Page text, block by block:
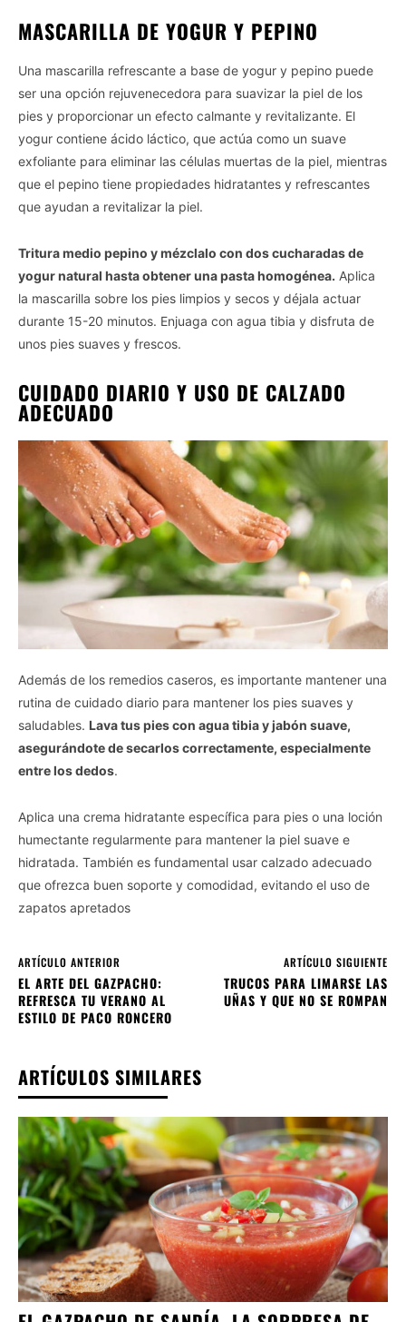
Personal Data Processing Opt Outs
I want to opt-out of the Sharing of my
personal data.
Opted In
I want to opt-out of the Sale of my
Personal Data.
Opted In
I want to opt-out of processing my
Personal Data for Targeted Advertising.
I want to opt-out of Collection, Use,
Personal Data that Is Unrelated with the
Purposes for which it was collected.
Opted Out
CONFIRM
MASCARILLA DE YOGUR Y PEPINO
Una mascarilla refrescante a base de yogur y pepino puede
ser una opción rejuvenecedora para suavizar la piel de los
pies y proporcionar un efecto calmante y revitalizante. El
yogur contiene ácido láctico, que actúa como un suave
exfoliante para eliminar las células muertas de la piel, mientras
que el pepino tiene propiedades hidratantes y refrescantes
que ayudan a revitalizar la piel.
Tritura medio pepino y mézclalo con dos cucharadas de
yogur natural hasta obtener una pasta homogénea. Aplica
la mascarilla sobre los pies limpios y secos y déjala actuar
durante 15-20 minutos. Enjuaga con agua tibia y disfruta de
unos pies suaves y frescos.
CUIDADO DIARIO Y USO DE CALZADO
ADECUADO
Además de los remedios caseros, es importante mantener una
rutina de cuidado diario para mantener los pies suaves y
saludables. Lava tus pies con agua tibia y jabón suave,
asegurándote de secarlos correctamente, especialmente
entre los dedos.
Aplica una crema hidratante específica para pies o una loción
humectante regularmente para mantener la piel suave e
hidratada. También es fundamental usar calzado adecuado
que ofrezca buen soporte y comodidad, evitando el uso de
zapatos apretados
ARTÍCULO ANTERIOR
EL ARTE DEL GAZPACHO:
REFRESCA TU VERANO AL
ESTILO DE PACO RONCERO
ARTÍCULO SIGUIENTE
TRUCOS PARA LIMARSE LAS
UÑAS Y QUE NO SE ROMPAN
ARTÍCULOS SIMILARES